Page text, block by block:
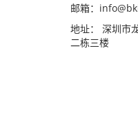
邮箱：
地址： 深圳市
二栋三楼